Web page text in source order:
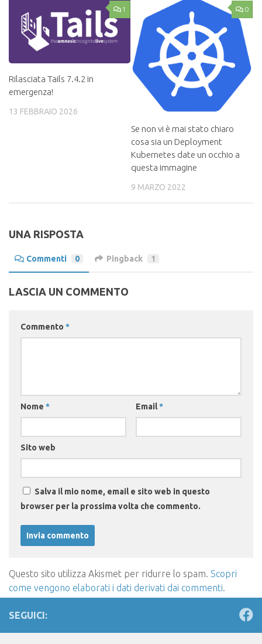
1
Rilasciata Tails 7.4.2 in
emergenza!
13 FEBBRAIO 2026
0
Se non vi è mai stato chiaro
cosa sia un Deployment
Kubernetes date un occhio a
questa immagine
9 MARZO 2022
UNA RISPOSTA
Commenti 0 Pingback 1
LASCIA UN COMMENTO
Commento *
Nome * Email*
Sito web
Salva il mio nome, email e sito web in questo
browser per la prossima volta che commento.
Questo sito utilizza Akismet per ridurre lo spam. Scopri
come vengono elaborati i dati derivati dai commenti.
SEGUICI: